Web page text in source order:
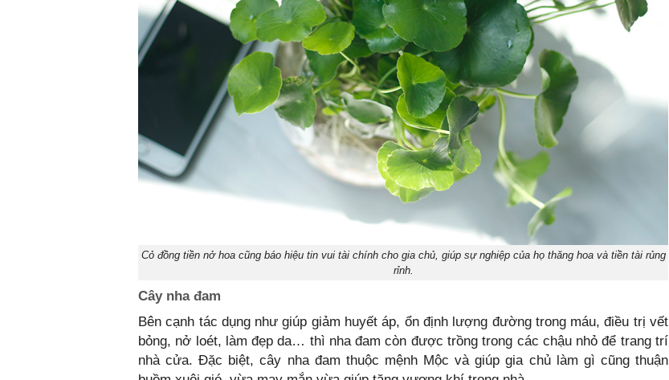
Cỏ đồng tiền nở hoa cũng báo hiệu tin vui tài chính cho gia chủ, giúp sự nghiệp của họ thăng hoa và tiền tài rủng
rỉnh.
Cây nha đam
Bên cạnh tác dụng như giúp giảm huyết áp, ổn định lượng đường trong máu, điều trị vết
bỏng, nở loét, làm đẹp da… thì nha đam còn được trồng trong các chậu nhỏ để trang trí
nhà cửa. Đặc biệt, cây nha đam thuộc mệnh Mộc và giúp gia chủ làm gì cũng thuận